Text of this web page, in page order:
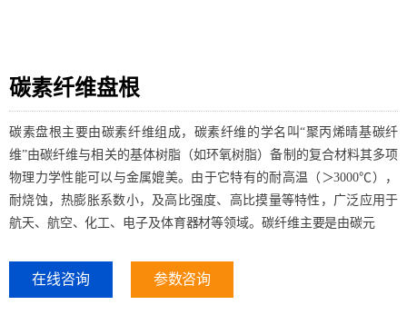
碳素纤维盘根
碳素盘根主要由碳素纤维组成，碳素纤维的学名叫“聚丙烯晴基碳纤
维”由碳纤维与相关的基体树脂（如环氧树脂）备制的复合材料其多项
物理力学性能可以与金属媲美。由于它特有的耐高温（＞3000℃），
耐烧蚀，热膨胀系数小，及高比强度、高比摸量等特性，广泛应用于
航天、航空、化工、电子及体育器材等领域。碳纤维主要是由碳元
在线咨询 参数咨询